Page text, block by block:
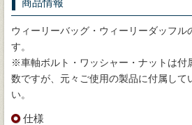
ウィーリーバッグ・ウィーリーダッフル
す。
※車軸ボルト・ワッシャー・ナットは付
数ですが、元々ご使用の製品に付属して
い。
仕様